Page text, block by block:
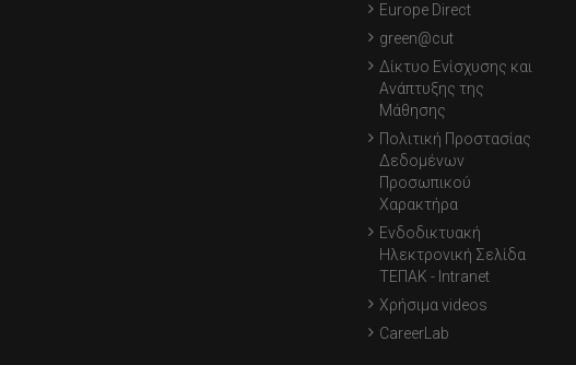
Europe Direct
green@cut
Δίκτυο Ενίσχυσης και
Ανάπτυξης της
Μάθησης
Πολιτική Προστασίας
Δεδομένων
Προσωπικού
Χαρακτήρα
Ενδοδικτυακή
Ηλεκτρονική Σελίδα
ΤΕΠΑΚ - Intranet
Χρήσιμα videos
CareerLab